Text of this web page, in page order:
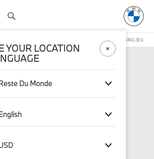
EN LIGNE GÉRÉE PAR STICHD SPORTSMERCHANDISING B.V.
YOUR LOCATION
Du Monde